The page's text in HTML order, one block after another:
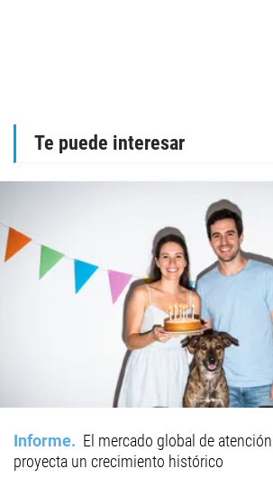
Te puede interesar
Informe
El mercado global de
proyecta un crecimiento histórico